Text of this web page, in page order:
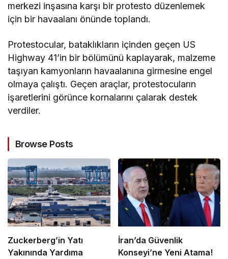
merkezi inşasına karşı bir protesto düzenlemek
için bir havaalanı önünde toplandı.
Protestocular, bataklıkların içinden geçen US
Highway 41’in bir bölümünü kaplayarak, malzeme
taşıyan kamyonların havaalanına girmesine engel
olmaya çalıştı. Geçen araçlar, protestocuların
işaretlerini görünce kornalarını çalarak destek
verdiler.
Browse Posts
Zuckerberg’in Yatı
Yakınında Yardıma
İran’da Güvenlik
Konseyi’ne Yeni Atama!